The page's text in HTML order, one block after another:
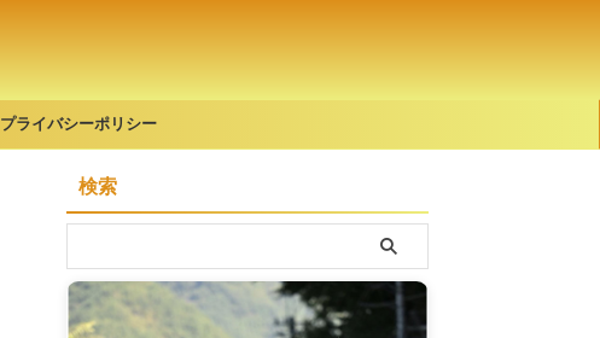
プライバシーポリシー
検索